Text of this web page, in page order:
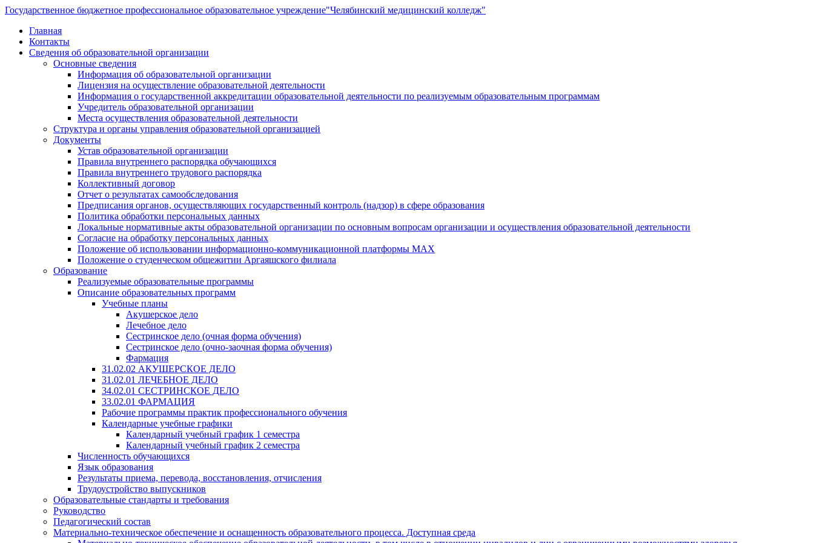
Государственное бюджетное профессиональное образовательное учреждение"Челябинский медицинский колледж"
Главная
Контакты
Сведения об образовательной организации
Основные сведения
Информация об образовательной организации
Лицензия на осуществление образовательной деятельности
Информация о государственной аккредитации образовательной деятельности по реализуемым образовательным программам
Учредитель образовательной организации
Места осуществления образовательной деятельности
Структура и органы управления образовательной организацией
Документы
Устав образовательной организации
Правила внутреннего распорядка обучающихся
Правила внутреннего трудового распорядка
Коллективный договор
Отчет о результатах самообследования
Предписания органов, осуществляющих государственный контроль (надзор) в сфере образования
Политика обработки персональных данных
Локальные нормативные акты образовательной организации по основным вопросам организации и осуществления образовательной деятельности
Согласие на обработку персональных данных
Положение об использовании информационно-коммуникационной платформы MAX
Положение о студенческом общежитии Аргаяшского филиала
Образование
Реализуемые образовательные программы
Описание образовательных программ
Учебные планы
Акушерское дело
Лечебное дело
Сестринское дело (очная форма обучения)
Сестринское дело (очно-заочная форма обучения)
Фармация
31.02.02 АКУШЕРСКОЕ ДЕЛО
31.02.01 ЛЕЧЕБНОЕ ДЕЛО
34.02.01 СЕСТРИНСКОЕ ДЕЛО
33.02.01 ФАРМАЦИЯ
Рабочие программы практик профессионального обучения
Календарные учебные графики
Календарный учебный график 1 семестра
Календарный учебный график 2 семестра
Численность обучающихся
Язык образования
Результаты приема, перевода, восстановления, отчисления
Трудоустройство выпускников
Образовательные стандарты и требования
Руководство
Педагогический состав
Материально-техническое обеспечение и оснащенность образовательного процесса. Доступная среда